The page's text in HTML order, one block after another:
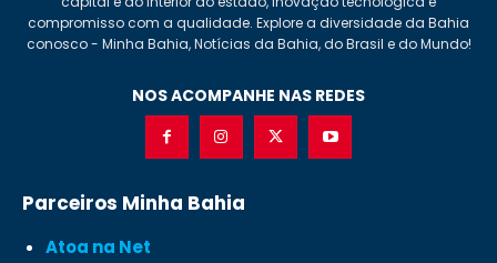
compromisso com a qualidade. Explore a diversidade da Bahia
conosco - Minha Bahia, Notícias da Bahia, do Brasil e do Mundo!
NOS ACOMPANHE NAS REDES
Parceiros Minha Bahia
Atoa na Net